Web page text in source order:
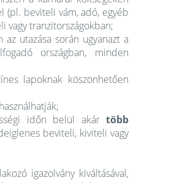
(pl. beviteli vám, adó, egyéb
vagy tranzitországokban;
az utazása során ugyanazt a
országban, minden
lapoknak köszönhetően
időn belül akár több
beviteli, kiviteli vagy
igazolvány kiváltásával,